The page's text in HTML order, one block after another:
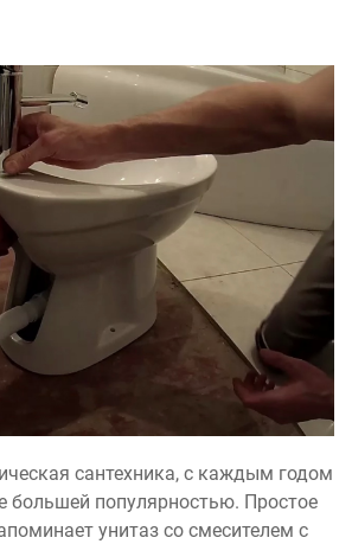
сантехника, с каждым годом
большей популярностью. Простое
унитаз со смесителем с